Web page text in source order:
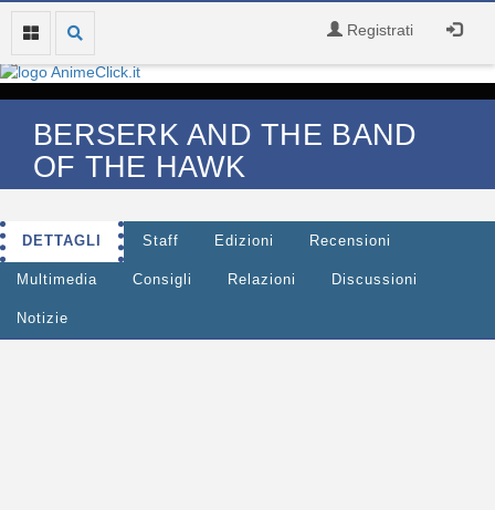
Registrati
BERSERK AND THE BAND
OF THE HAWK
DETTAGLI Staff Edizioni Recensioni
Multimedia Consigli Relazioni Discussioni
Notizie